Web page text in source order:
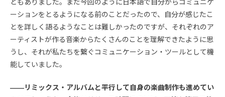
ともありました。まだ今回のように日本語で自分からコミュニケ
ーションをとるようになる前のことだったので、自分が感じたこ
とを詳しく語るようなことは難しかったのですが、それぞれのア
ーティストが作る音楽からたくさんのことを理解できたように思
うし、それが私たちを繋ぐコミュニケーション・ツールとして機
能していました。
――リミックス・アルバムと平行して自身の楽曲制作も進めてい